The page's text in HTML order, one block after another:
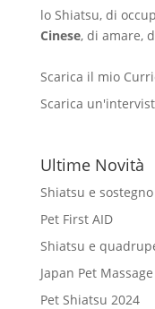
lo Shiatsu, di
Cinese, di amare,
Scarica il mio
Scarica
Ultime Novità
Shiatsu e sostegno
Pet First AID
Shiatsu e
Japan Pet
Pet Shiatsu 2024